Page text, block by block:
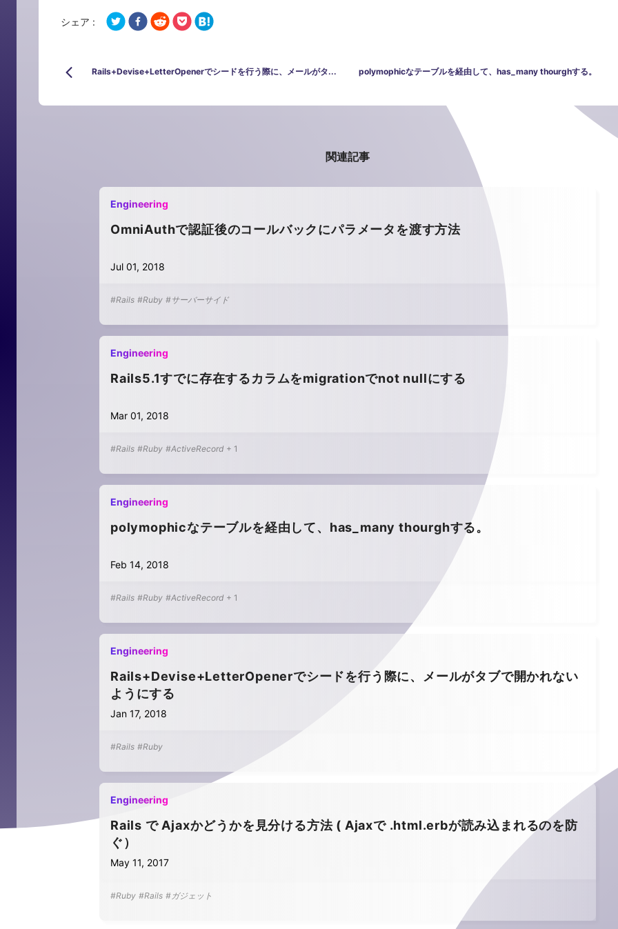
シェア :
Rails+Devise+LetterOpenerでシードを行う際に、メールがタ... polymophicなテーブルを経由して、has_many thourghする。
関連記事
Engineering
OmniAuthで認証後のコールバックにパラメータを渡す方法
Jul 01, 2018
#Rails #Ruby #サーバーサイド
Engineering
Rails5.1すでに存在するカラムをmigrationでnot nullにする
Mar 01, 2018
#Rails #Ruby #ActiveRecord + 1
Engineering
polymophicなテーブルを経由して、has_many thourghする。
Feb 14, 2018
#Rails #Ruby #ActiveRecord + 1
Engineering
Rails+Devise+LetterOpenerでシードを行う際に、メールがタブで開かれない
ようにする
Jan 17, 2018
#Rails #Ruby
Engineering
Rails で Ajaxかどうかを見分ける方法 ( Ajaxで .html.erbが読み込まれるのを防
ぐ）
May 11, 2017
#Ruby #Rails #ガジェット